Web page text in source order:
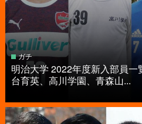
ガチ
明治大学 2022年度新入部員
台育英、高川学園、青森山...